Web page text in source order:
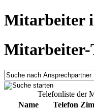
Mitarbeiter
Mitarbeiter-
Telefonliste der
Name
Telefon